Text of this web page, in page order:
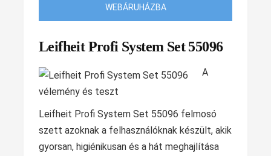
WEBÁRUHÁZBA
Leifheit Profi System Set 55096
A
Leifheit Profi System Set 55096 felmosó
szett azoknak a felhasználóknak készült, akik
gyorsan, higiénikusan és a hát meghajlítása